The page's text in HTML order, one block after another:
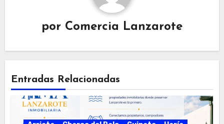
por Comercia Lanzarote
Entradas Relacionadas